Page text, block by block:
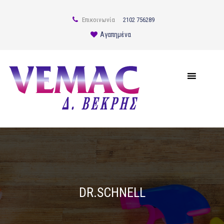
Επικοινωνία 2102 756289
Αγαπημένα
DR.SCHNELL